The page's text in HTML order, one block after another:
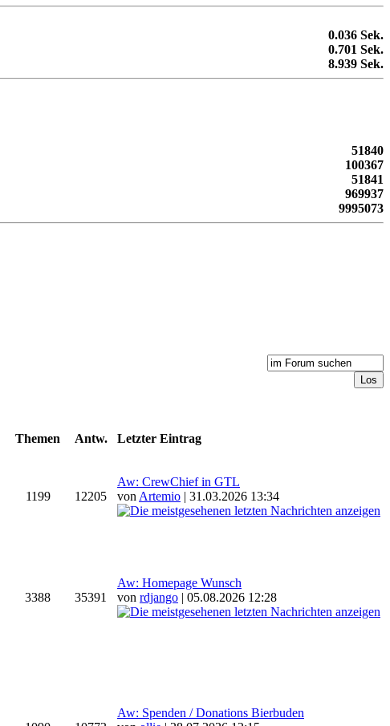
0.036 Sek.
0.701 Sek.
8.939 Sek.
51840
100367
51841
969937
9995073
Themen Antw.
Letzter Eintrag
1199 12205
Aw: CrewChief in GTL
von Artemio | 31.03.2026 13:34
3388 35391
Aw: Homepage Wunsch
von rdjango | 05.08.2026 12:28
Aw: Spenden / Donations Bierbuden